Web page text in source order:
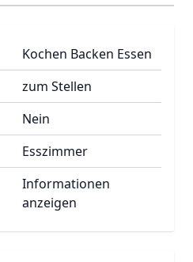
Kochen Backen Essen
zum Stellen
Nein
Esszimmer
Informationen
anzeigen